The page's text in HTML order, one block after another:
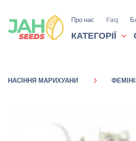
Про нас Faq
КАТЕГОРІЇ
НАСІННЯ МАРИХУАНИ